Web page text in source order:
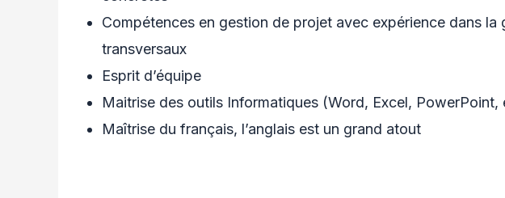
Compétences en gestion de projet avec expérience dans la
transversaux
Esprit d’équipe
Maitrise des outils Informatiques (Word, Excel, PowerPoint,
Maîtrise du français, l’anglais est un grand atout